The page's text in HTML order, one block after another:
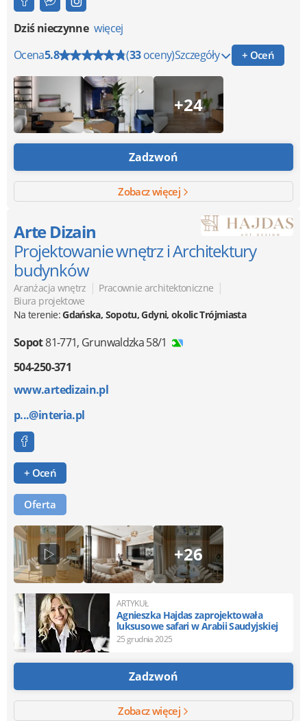
Dziś nieczynne więcej
Ocena5.8 (33oceny)Szczegóły + Oceń
+24
Zadzwoń
Zobacz więcej
Arte Dizain
Projektowanie wnętrz i Architektury
budynków
Aranżacja wnętrz | Pracownie architektoniczne |
Biura projektowe
Na terenie:Gdańska, Sopotu, Gdyni, okolic Trójmiasta
Sopot81-771, Grunwaldzka 58/1
504-250-371
www.artedizain.pl
p...@interia.pl
+ Oceń
Oferta
+26
ARTYKUŁ
Agnieszka Hajdas zaprojektowała
luksusowe safari w Arabii Saudyjskiej
25 grudnia 2025
Zadzwoń
Zobacz więcej